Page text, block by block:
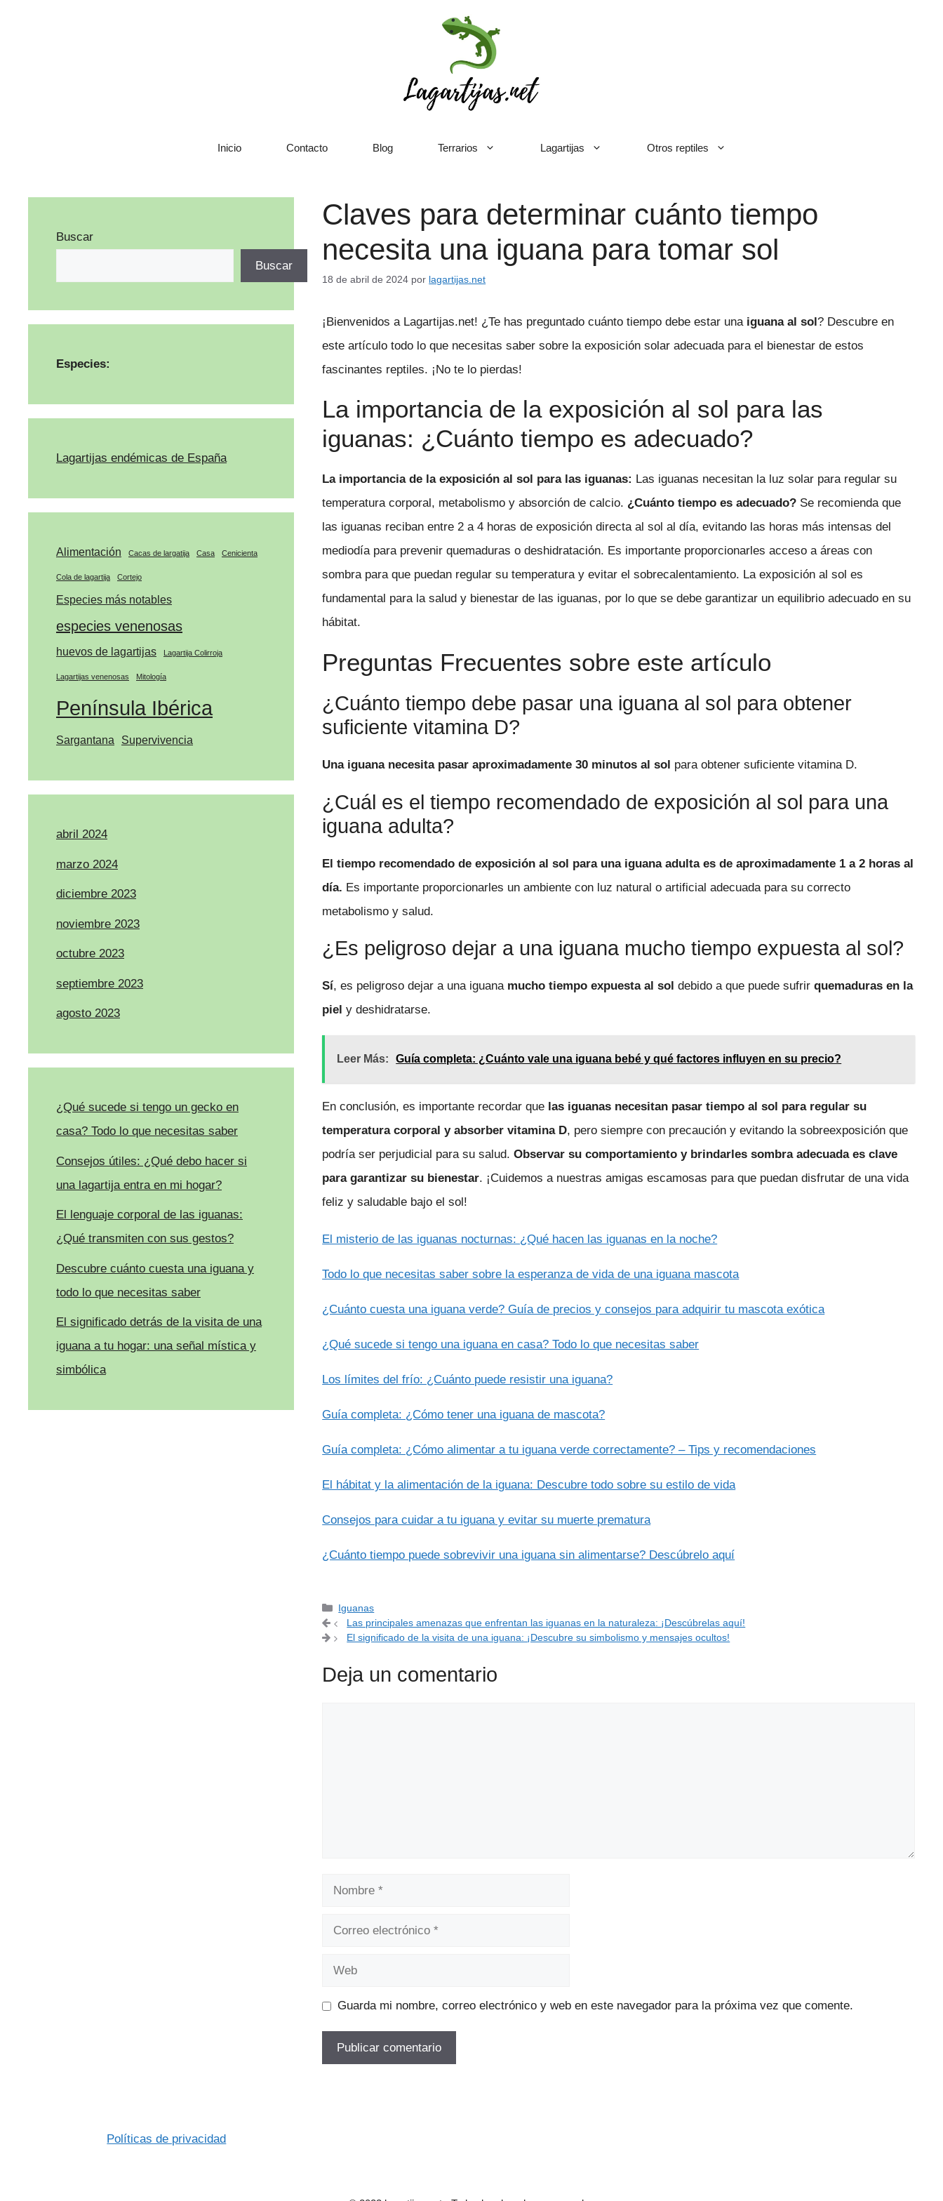
Inicio Contacto Blog Terrarios Lagartijas Otros reptiles
Claves para determinar cuánto tiempo
necesita una iguana para tomar sol
18 de abril de 2024 por lagartijas.net
¡Bienvenidos a Lagartijas.net! ¿Te has preguntado cuánto tiempo debe estar una iguana al sol? Descubre en
este artículo todo lo que necesitas saber sobre la exposición solar adecuada para el bienestar de estos
fascinantes reptiles. ¡No te lo pierdas!
La importancia de la exposición al sol para las
iguanas: ¿Cuánto tiempo es adecuado?
La importancia de la exposición al sol para las iguanas: Las iguanas necesitan la luz solar para regular su
temperatura corporal, metabolismo y absorción de calcio. ¿Cuánto tiempo es adecuado? Se recomienda que
las iguanas reciban entre 2 a 4 horas de exposición directa al sol al día, evitando las horas más intensas del
mediodía para prevenir quemaduras o deshidratación. Es importante proporcionarles acceso a áreas con
sombra para que puedan regular su temperatura y evitar el sobrecalentamiento. La exposición al sol es
fundamental para la salud y bienestar de las iguanas, por lo que se debe garantizar un equilibrio adecuado en su
hábitat.
Preguntas Frecuentes sobre este artículo
¿Cuánto tiempo debe pasar una iguana al sol para obtener
suficiente vitamina D?
Una iguana necesita pasar aproximadamente 30 minutos al sol para obtener suficiente vitamina D.
¿Cuál es el tiempo recomendado de exposición al sol para una
iguana adulta?
El tiempo recomendado de exposición al sol para una iguana adulta es de aproximadamente 1 a 2 horas al
día. Es importante proporcionarles un ambiente con luz natural o artificial adecuada para su correcto
metabolismo y salud.
¿Es peligroso dejar a una iguana mucho tiempo expuesta al sol?
Sí, es peligroso dejar a una iguana mucho tiempo expuesta al sol debido a que puede sufrirquemaduras en la
piel y deshidratarse.
Leer Más: Guía completa: ¿Cuánto vale una iguana bebé y qué factores influyen en su precio?
En conclusión, es importante recordar que las iguanas necesitan pasar tiempo al sol para regular su
temperatura corporal y absorber vitamina D, pero siempre con precaución y evitando la sobreexposición que
podría ser perjudicial para su salud.Observar su comportamiento y brindarles sombra adecuada es clave
para garantizar su bienestar. ¡Cuidemos a nuestras amigas escamosas para que puedan disfrutar de una vida
feliz y saludable bajo el sol!
El misterio de las iguanas nocturnas: ¿Qué hacen las iguanas en la noche?
Todo lo que necesitas saber sobre la esperanza de vida de una iguana mascota
¿Cuánto cuesta una iguana verde? Guía de precios y consejos para adquirir tu mascota exótica
¿Qué sucede si tengo una iguana en casa? Todo lo que necesitas saber
Los límites del frío: ¿Cuánto puede resistir una iguana?
Guía completa: ¿Cómo tener una iguana de mascota?
Guía completa: ¿Cómo alimentar a tu iguana verde correctamente? – Tips y recomendaciones
El hábitat y la alimentación de la iguana: Descubre todo sobre su estilo de vida
Consejos para cuidar a tu iguana y evitar su muerte prematura
¿Cuánto tiempo puede sobrevivir una iguana sin alimentarse? Descúbrelo aquí
Categorías
Iguanas
Las principales amenazas que enfrentan las iguanas en la naturaleza: ¡Descúbrelas aquí!
El significado de la visita de una iguana: ¡Descubre su simbolismo y mensajes ocultos!
Deja un comentario
Nombre
Correo
Web
Guarda mi nombre, correo electrónico y web en este navegador para la próxima vez que comente.
Buscar
Buscar
Especies:
Lagartijas endémicas de España
Alimentación Cacas de largatija Casa Cenicienta
Cola de lagartija Cortejo
Especies más notables
especies venenosas
huevos de lagartijas Lagartija Colirroja
Lagartijas venenosas Mitología
Península Ibérica
Sargantana Supervivencia
abril 2024
marzo 2024
diciembre 2023
noviembre 2023
octubre 2023
septiembre 2023
agosto 2023
¿Qué sucede si tengo un gecko en
casa? Todo lo que necesitas saber
Consejos útiles: ¿Qué debo hacer si
una lagartija entra en mi hogar?
El lenguaje corporal de las iguanas:
¿Qué transmiten con sus gestos?
Descubre cuánto cuesta una iguana y
todo lo que necesitas saber
El significado detrás de la visita de una
iguana a tu hogar: una señal mística y
simbólica
Políticas de privacidad